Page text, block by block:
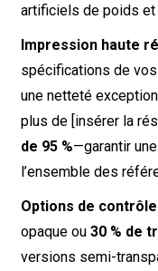
artificiels de poids
Impression haute
spécifications de
une netteté
plus de [insérer la
de 95 %—garantir
l’ensemble des
Options de
opaque ou 30 % de
versions semi-